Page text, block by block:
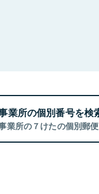
業所の個別番号を検
業所の７けたの個別郵